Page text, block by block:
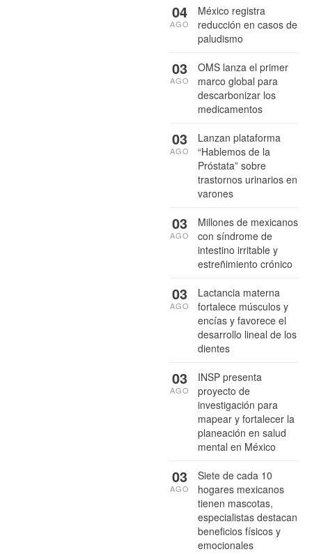
México registra
reducción en casos de
paludismo
04
AGO
OMS lanza el primer
marco global para
descarbonizar los
medicamentos
03
AGO
Lanzan plataforma
“Hablemos de la
Próstata” sobre
trastornos urinarios en
varones
03
AGO
Millones de mexicanos
con síndrome de
intestino irritable y
estreñimiento crónico
03
AGO
Lactancia materna
fortalece músculos y
encías y favorece el
desarrollo lineal de los
dientes
03
AGO
INSP presenta
proyecto de
investigación para
mapear y fortalecer la
planeación en salud
mental en México
03
AGO
Siete de cada 10
hogares mexicanos
tienen mascotas,
especialistas destacan
beneficios físicos y
emocionales
03
AGO